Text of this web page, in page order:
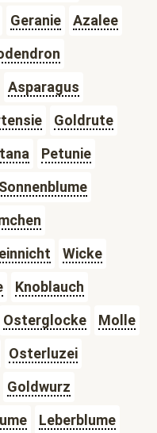
Geranie
Azalee
Asparagus
Goldrute
Petunie
Sonnenblume
Wicke
Knoblauch
Osterglocke
Molle
Osterluzei
Goldwurz
Leberblume